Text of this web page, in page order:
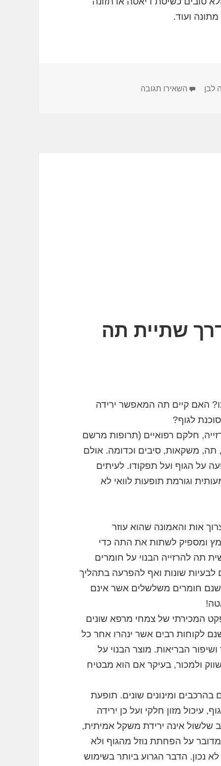
ועוד.
לבן השאירו תגובה
שתיית תה
האם קיים תה המאפשר ירידה
לגוף?
חלקם רפואיים (תרופות מרשם
תה, משקאות, סיבים וכדומה. אולם
על הגוף ועל תפקודו. לעיתים
וגורמת תופעות לוואי לא
אות והאמונה שהוא עוזר
ומספיק לשתות את התה כדי
תה להרזייה הבנוי על חומרים
לבעיות שונות ואף להפרעה בתהליך
חומרים משלשלים אשר אינם
המכירתי של צמחי מרפא שונים
לקוחות רבים אשר ינהרו אחר כל
הבריאות. מוצר הבנוי על
ולמכור, בעיקר אם הוא מבטיח
ומינונים שונים. תופעת
עיכול מזון חלקי ועל כן ירידה
שלשול אינה ירידת משקל אמיתית,
על הפחתת נוזל מהגוף ולא
נכון. הדבר הגרוע ביותר בשימוש